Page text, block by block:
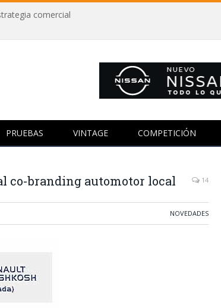
comercial
PRUEBAS VINTAGE COMPETICIÓN
co-branding automotor local 14
NOVEDADES